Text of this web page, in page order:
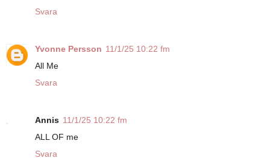
Svara
Yvonne Persson 11/1/25 10:22 fm
All Me
Svara
Annis 11/1/25 10:22 fm
ALL OF me
Svara